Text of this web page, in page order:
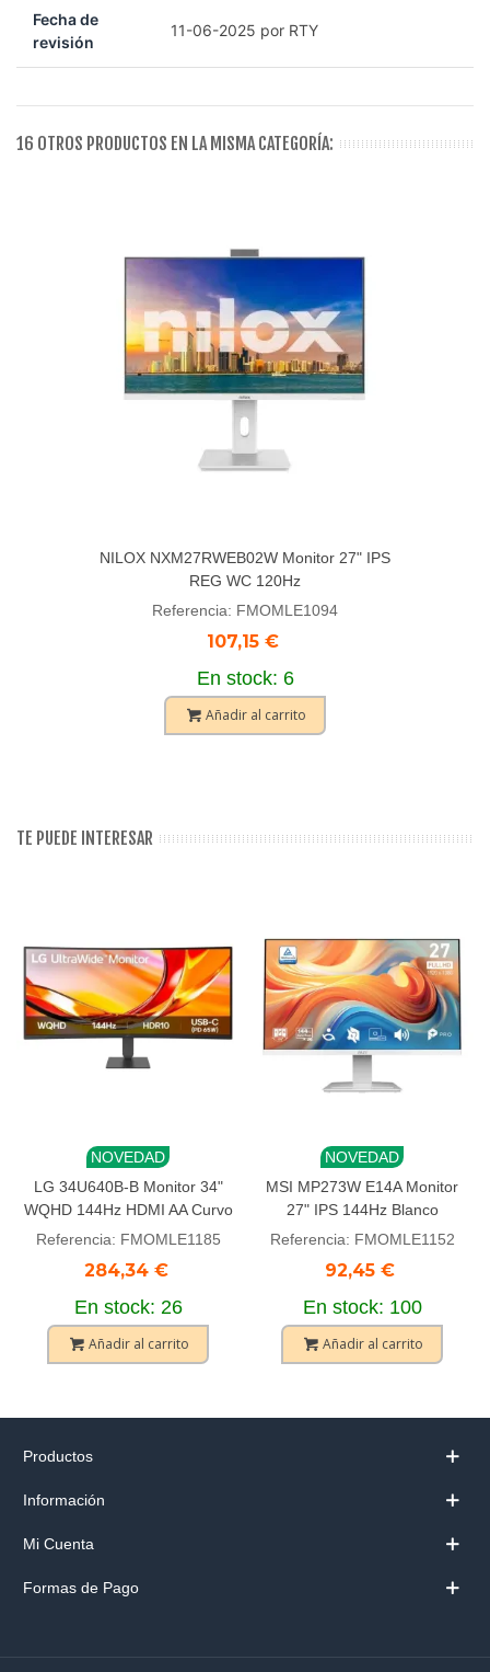
Fecha de
revisión
11-06-2025 por RTY
16 OTROS PRODUCTOS EN LA MISMA CATEGORÍA:
NILOX NXM27RWEB02W Monitor 27" IPS
REG WC 120Hz
Referencia: FMOMLE1094
107,15 €
En stock: 6
Añadir al carrito
TE PUEDE INTERESAR
NOVEDAD
LG 34U640B-B Monitor 34"
WQHD 144Hz HDMI AA Curvo
Referencia: FMOMLE1185
284,34 €
En stock: 26
Añadir al carrito
NOVEDAD
MSI MP273W E14A Monitor
27" IPS 144Hz Blanco
Referencia: FMOMLE1152
92,45 €
En stock: 100
Añadir al carrito
Productos
Información
Mi Cuenta
Formas de Pago